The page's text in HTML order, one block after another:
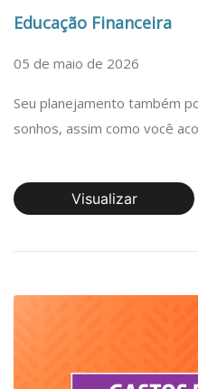
Educação Financeira
05 de maio de 2026
Seu planejamento também
sonhos, assim como você
Visualizar